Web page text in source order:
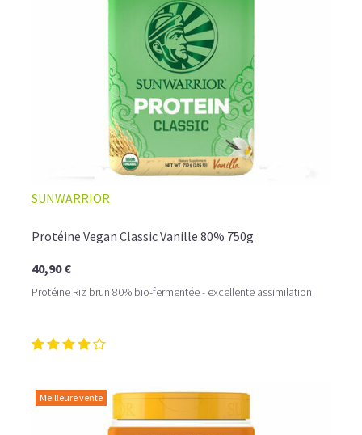
☕ LATTE MACCHIATO GLACÉ
SUNWARRIOR
Protéine Vegan Classic Vanille 80% 750g
40,90 €
Protéine Riz brun 80% bio-fermentée - excellente assimilation
Meilleure vente